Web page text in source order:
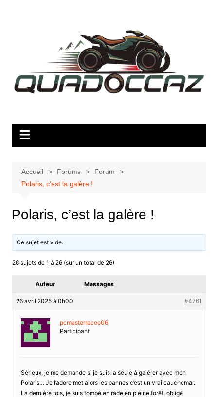
Accueil Forums
Forum
Polaris, c’est la galère !
Polaris, c’est la galère !
Ce sujet est vide.
26 sujets de 1 à 26 (sur un total de 26)
Auteur Messages
26 avril 2025 à 0h00 #4761
pcmasterraceo06
Participant
Sérieux, je me demande si je suis la seule à galérer avec mon
Polaris… Je l’adore met alors les pannes c’est un vrai cauchemar.
La dernière fois, je suis tombé en rade en pleine forêt, obligè